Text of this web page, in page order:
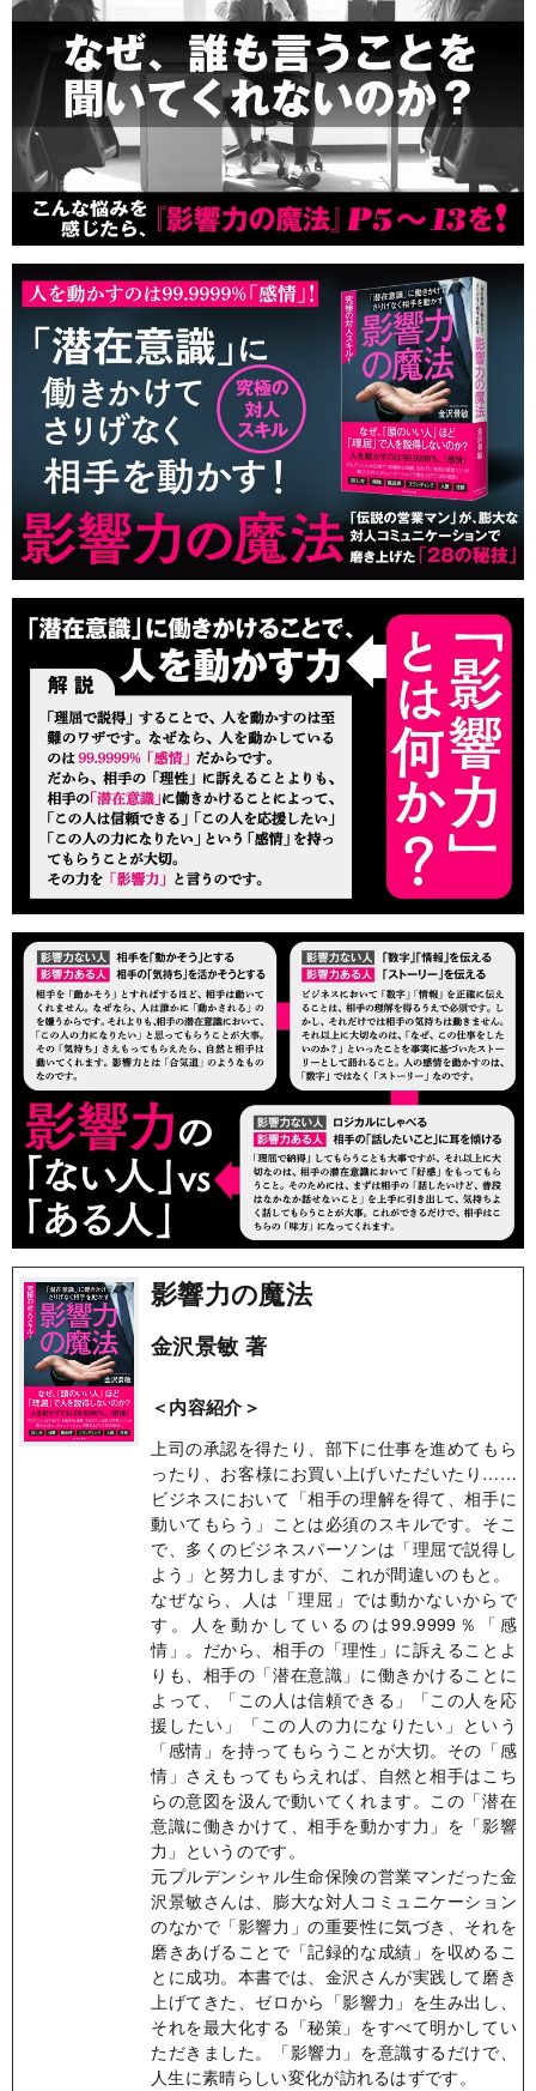
影響力の魔法
金沢景敏 著
＜内容紹介＞
上司の承認を得たり、部下に仕事を進めてもら
ったり、お客様にお買い上げいただいたり……
ビジネスにおいて「相手の理解を得て、相手に
動いてもらう」ことは必須のスキルです。そこ
で、多くのビジネスパーソンは「理屈で説得し
よう」と努力しますが、これが間違いのもと。
なぜなら、人は「理屈」では動かないからで
す。人を動かしているのは99.9999％「感
情」。だから、相手の「理性」に訴えることよ
りも、相手の「潜在意識」に働きかけることに
よって、「この人は信頼できる」「この人を応
援したい」「この人の力になりたい」という
「感情」を持ってもらうことが大切。その「感
情」さえもってもらえれば、自然と相手はこち
らの意図を汲んで動いてくれます。この「潜在
意識に働きかけて、相手を動かす力」を「影響
力」というのです。
元プルデンシャル生命保険の営業マンだった金
沢景敏さんは、膨大な対人コミュニケーション
のなかで「影響力」の重要性に気づき、それを
磨きあげることで「記録的な成績」を収めるこ
とに成功。本書では、金沢さんが実践して磨き
上げてきた、ゼロから「影響力」を生み出し、
それを最大化する「秘策」をすべて明かしてい
ただきました。「影響力」を意識するだけで、
人生に素晴らしい変化が訪れるはずです。